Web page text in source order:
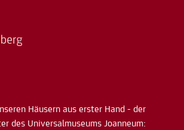
Häusern aus erster Hand - der
des Universalmuseums Joanneum: